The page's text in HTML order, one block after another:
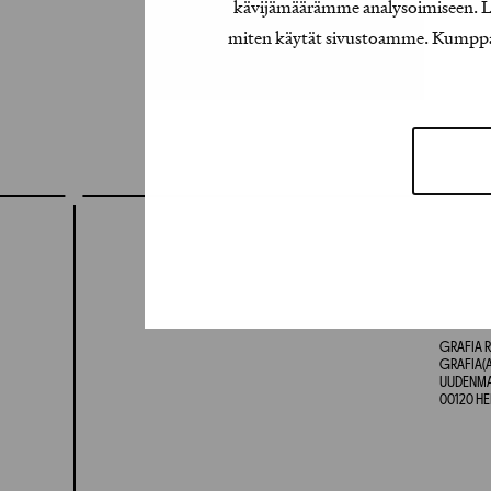
kävijämäärämme analysoimiseen.
miten käytät sivustoamme.
GRAFIA
00120